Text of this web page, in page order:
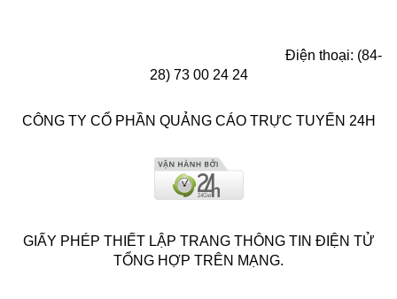
Điện thoại: (84-
28) 73 00 24 24
CÔNG TY CỔ PHẦN QUẢNG CÁO TRỰC TUYẾN 24H
GIẤY PHÉP THIẾT LẬP TRANG THÔNG TIN ĐIỆN TỬ
TỔNG HỢP TRÊN MẠNG.